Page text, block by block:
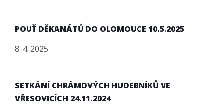
POUŤ DĚKANÁTŮ DO OLOMOUCE 10.5.2025
8. 4. 2025
SETKÁNÍ CHRÁMOVÝCH HUDEBNÍKŮ VE
VŘESOVICÍCH 24.11.2024